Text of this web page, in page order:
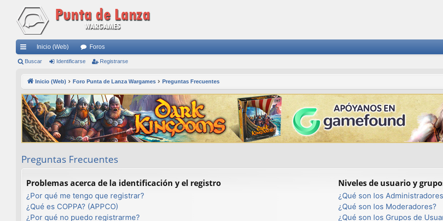
nl
rá
pi
do
Inicio (Web) Foros
Buscar Identificarse Registrarse
Inicio (Web) Foro Punta de Lanza Wargames Preguntas Frecuentes
Preguntas Frecuentes
Problemas acerca de la identificación y el registro
¿Por qué me tengo que registrar?
¿Qué es COPPA? (APPCO)
¿Por qué no puedo registrarme?
Niveles de usuario y
¿Qué son los
¿Qué son los Moderadores?
¿Qué son los Grupos de